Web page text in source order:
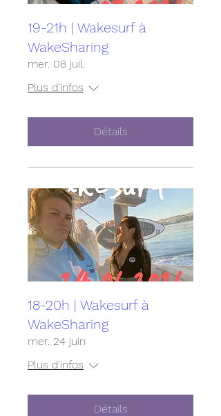
19-21h | Wakesurf à
WakeSharing
mer. 08 juil.
Plus d'infos
Détails
18-20h | Wakesurf à
WakeSharing
mer. 24 juin
Plus d'infos
Détails